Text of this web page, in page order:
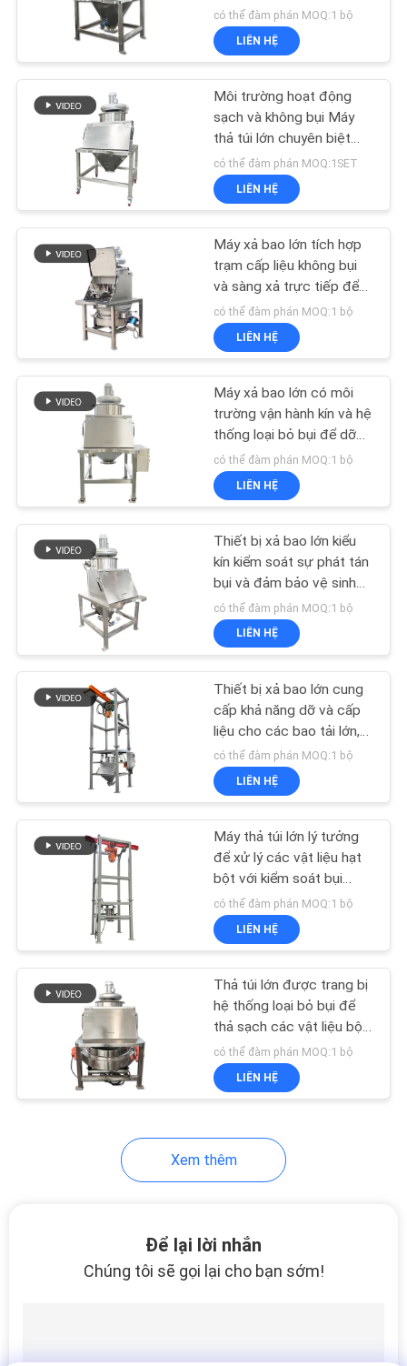
CHẤT
LƯỢNG
CHÚNG
TÔI
BÁO
GIÁ
TRANG
WEB
CHÍNH
BẢO
MẬT
máy dỡ túi số lượng
lớn
179
Hệ thống băng tải
chân không
131
Máy xay sinh tố
93
Máy sàng bột
Máy nghiền bột
Màn hình rung siêu
âm
60
Máy sàng Vibro
bụi và rất sạch trong
ngành công nghiệp hóa
học và dược phẩm
có thể đàm phán MOQ:1 bộ
LIÊN HỆ
Môi trường hoạt động
sạch và không bụi Máy
thả túi lớn chuyên biệt
cho xử lý vật liệu
có thể đàm phán MOQ:1SET
LIÊN HỆ
Máy xả bao lớn tích hợp
trạm cấp liệu không bụi
và sàng xả trực tiếp để
sàng lọc nhanh và kiểm
soát bụi
có thể đàm phán MOQ:1 bộ
LIÊN HỆ
Máy xả bao lớn có môi
trường vận hành kín và hệ
thống loại bỏ bụi để dỡ
vật liệu sạch và an toàn
có thể đàm phán MOQ:1 bộ
LIÊN HỆ
Thiết bị xả bao lớn kiểu
kín kiểm soát sự phát tán
bụi và đảm bảo vệ sinh
trong quá trình cấp liệu
bột.
có thể đàm phán MOQ:1 bộ
LIÊN HỆ
Thiết bị xả bao lớn cung
cấp khả năng dỡ và cấp
liệu cho các bao tải lớn,
có kiểm soát bụi và công
nghệ rung cho ngành
công nghiệp
có thể đàm phán MOQ:1 bộ
LIÊN HỆ
Máy thả túi lớn lý tưởng
để xử lý các vật liệu hạt
bột với kiểm soát bụi
trong ngành xây dựng
hóa học và ngũ cốc
có thể đàm phán MOQ:1 bộ
LIÊN HỆ
Thả túi lớn được trang bị
hệ thống loại bỏ bụi để
thả sạch các vật liệu bột
và hạt trong công nghiệp
có thể đàm phán MOQ:1 bộ
LIÊN HỆ
Xem thêm
Để lại lời nhắn
Chúng tôi sẽ gọi lại cho bạn sớm!